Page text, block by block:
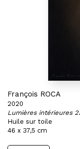
François ROCA
2020
Lumières intérieures
Huile sur toile
46 x 37,5 cm